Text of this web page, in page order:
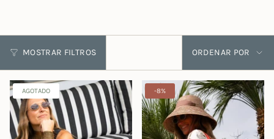
MOSTRAR FILTROS
por
ORDENAR POR
AGOTADO -8%